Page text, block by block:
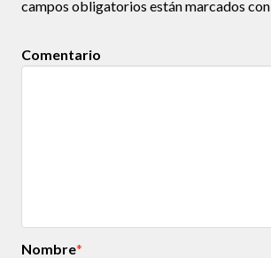
campos obligatorios están marcados con
Comentario
Nombre*